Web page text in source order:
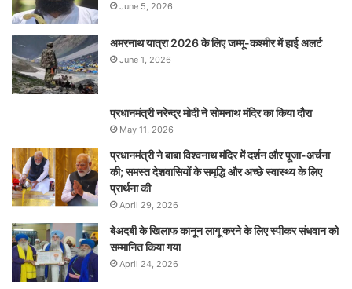
June 5, 2026
अमरनाथ यात्रा 2026 के लिए जम्मू-कश्मीर में हाई अलर्ट
June 1, 2026
प्रधानमंत्री नरेन्‍द्र मोदी ने सोमनाथ मंदिर का किया दौरा
May 11, 2026
प्रधानमंत्री ने बाबा विश्वनाथ मंदिर में दर्शन और पूजा-अर्चना
की; समस्‍त देशवासियों के समृद्धि और अच्छे स्वास्थ्य के लिए
प्रार्थना की
April 29, 2026
बेअदबी के खिलाफ कानून लागू करने के लिए स्पीकर संधवान को
सम्मानित किया गया
April 24, 2026